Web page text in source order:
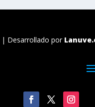
| Desarrollado por